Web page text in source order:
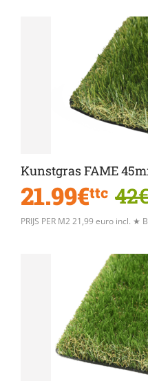
Kunstgras FAME
21.99€ttc
PRIJS PER M2 21,99 euro incl. ★